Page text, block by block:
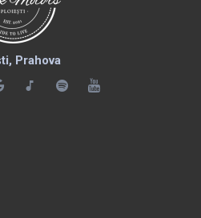
Prahova